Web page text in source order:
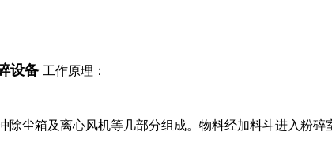
设备 工作原理：
除尘箱及离心风机等几部分组成。物料经加料斗进入粉碎